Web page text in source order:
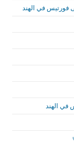
الهند